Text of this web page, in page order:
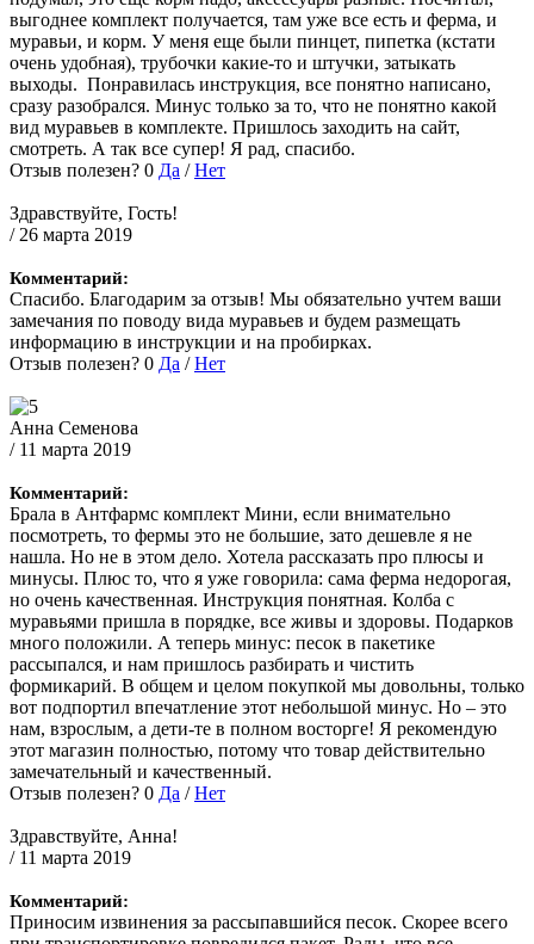
выгоднее комплект получается, там уже все есть и ферма, и
муравьи, и корм. У меня еще были пинцет, пипетка (кстати
очень удобная), трубочки какие-то и штучки, затыкать
выходы. Понравилась инструкция, все понятно написано,
сразу разобрался. Минус только за то, что не понятно какой
вид муравьев в комплекте. Пришлось заходить на сайт,
смотреть. А так все супер! Я рад, спасибо.
Отзыв полезен? 0 Да /Нет
Здравствуйте, Гость!
/ 26 марта 2019
Комментарий:
Спасибо. Благодарим за отзыв! Мы обязательно учтем ваши
замечания по поводу вида муравьев и будем размещать
информацию в инструкции и на пробирках.
Отзыв полезен? 0 Да /Нет
Анна Семенова
/ 11 марта 2019
Комментарий:
Брала в Антфармс комплект Мини, если внимательно
посмотреть, то фермы это не большие, зато дешевле я не
нашла. Но не в этом дело. Хотела рассказать про плюсы и
минусы. Плюс то, что я уже говорила: сама ферма недорогая,
но очень качественная. Инструкция понятная. Колба с
муравьями пришла в порядке, все живы и здоровы. Подарков
много положили. А теперь минус: песок в пакетике
рассыпался, и нам пришлось разбирать и чистить
формикарий. В общем и целом покупкой мы довольны, только
вот подпортил впечатление этот небольшой минус. Но – это
нам, взрослым, а дети-те в полном восторге! Я рекомендую
этот магазин полностью, потому что товар действительно
замечательный и качественный.
Отзыв полезен? 0 Да /Нет
Здравствуйте, Анна!
/ 11 марта 2019
Комментарий:
Приносим извинения за рассыпавшийся песок. Скорее всего